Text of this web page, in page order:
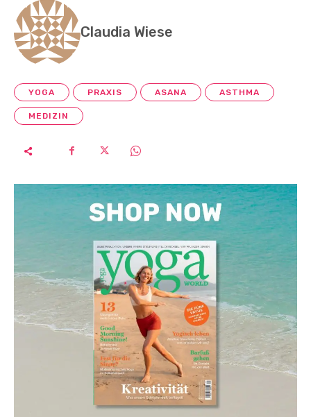
Claudia Wiese
YOGA PRAXIS ASANA ASTHMA
MEDIZIN